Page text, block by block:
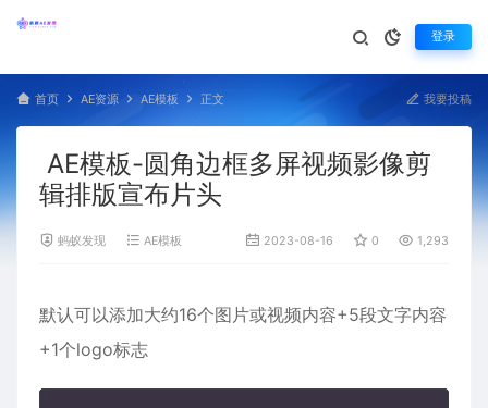
登录
首页 AE资源 AE模板 正文 我要投稿
AE模板-圆角边框多屏视频影像剪
辑排版宣布片头
蚂蚁发现 AE模板 2023-08-16 0 1,293
默认可以添加大约16个图片或视频内容+5段文字内容
+1个logo标志